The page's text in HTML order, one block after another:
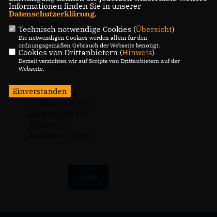
zwischen
Epfenbach und
Spechbach
sowie zwischen
Epfenbach und
Eschelbronn
geschaffen
Dr. Albrecht
Informationen finden Sie in unserer
Datenschutzerklärung.
Technisch notwendige Cookies (Übersicht)
Die notwendigen Cookies werden allein für den
ordnungsgemäßen Gebrauch der Webseite benötigt.
Cookies von Drittanbietern (Hinweis)
Derzeit verzichten wir auf Scripte von Drittanbietern auf der
Webseite.
Einverstanden